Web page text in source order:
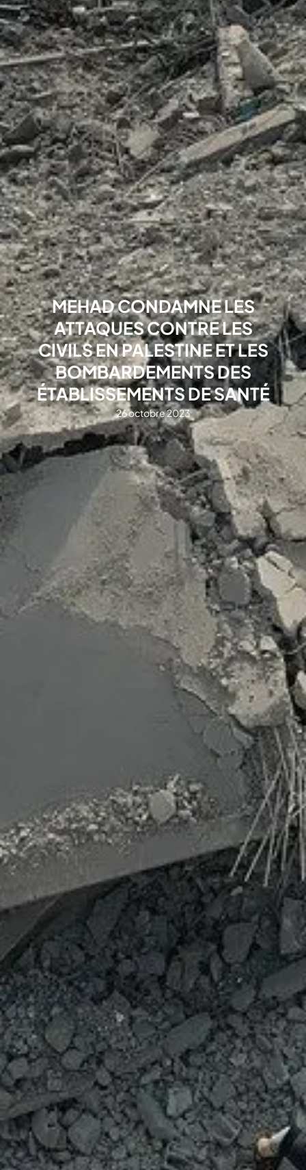
MEHAD CONDAMNE LES
ATTAQUES CONTRE LES
CIVILS EN PALESTINE ET LES
BOMBARDEMENTS DES
ÉTABLISSEMENTS DE SANTÉ
26 octobre 2023